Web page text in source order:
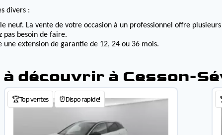
divers :
neuf. La vente de votre occasion à un professionnel offre
pas besoin de faire.
extension de garantie de 12, 24 ou 36 mois.
découvrir à Cesson-
🏆Top ventes ⏰Dispo rapide!